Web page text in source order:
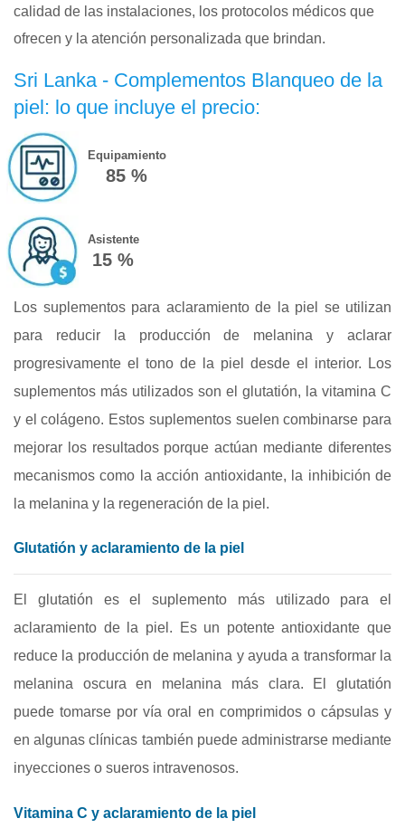
calidad de las instalaciones, los protocolos médicos que
ofrecen y la atención personalizada que brindan.
Sri Lanka - Complementos Blanqueo de la
piel: lo que incluye el precio:
Equipamiento
85 %
Asistente
15 %
Los suplementos para aclaramiento de la piel se utilizan
para reducir la producción de melanina y aclarar
progresivamente el tono de la piel desde el interior. Los
suplementos más utilizados son el glutatión, la vitamina C
y el colágeno. Estos suplementos suelen combinarse para
mejorar los resultados porque actúan mediante diferentes
mecanismos como la acción antioxidante, la inhibición de
la melanina y la regeneración de la piel.
Glutatión y aclaramiento de la piel
El glutatión es el suplemento más utilizado para el
aclaramiento de la piel. Es un potente antioxidante que
reduce la producción de melanina y ayuda a transformar la
melanina oscura en melanina más clara. El glutatión
puede tomarse por vía oral en comprimidos o cápsulas y
en algunas clínicas también puede administrarse mediante
inyecciones o sueros intravenosos.
Vitamina C y aclaramiento de la piel